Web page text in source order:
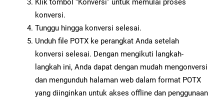
Klik tombol “Konversi” untuk memulai proses
konversi.
Tunggu hingga konversi selesai.
Unduh file POTX ke perangkat Anda setelah
konversi selesai. Dengan mengikuti langkah-
langkah ini, Anda dapat dengan mudah mengonversi
dan mengunduh halaman web dalam format POTX
yang diinginkan untuk akses offline dan penggunaan